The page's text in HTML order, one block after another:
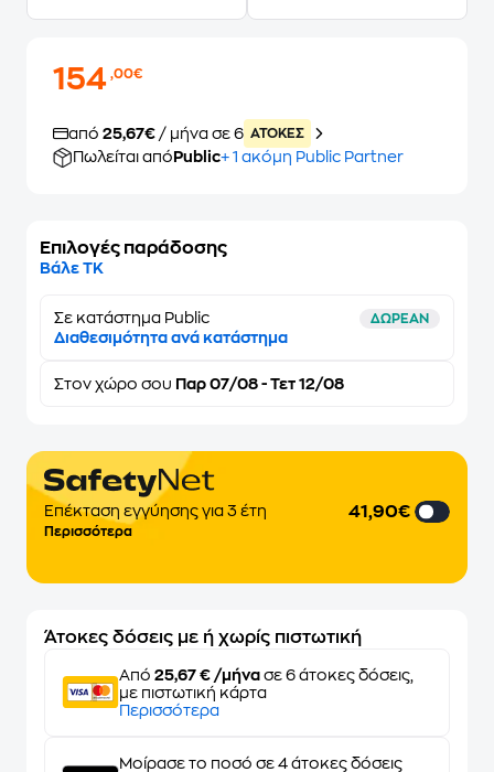
154,00€
από 25,67€ / μήνα σε 6 ATOKEΣ
Πωλείται από Public+ 1 ακόμη Public Partner
Επιλογές παράδοσης
Βάλε ΤΚ
Σε κατάστημα Public ΔΩΡΕΑΝ
Διαθεσιμότητα ανά κατάστημα
Στον χώρο σου Παρ 07/08 - Τετ 12/08
Επέκταση εγγύησης για 3 έτη
Περισσότερα
41,90€
Άτοκες δόσεις με ή χωρίς πιστωτική
Από 25,67 € /μήνα σε 6 άτοκες δόσεις,
με πιστωτική κάρτα
Περισσότερα
Μοίρασε το ποσό σε 4 άτοκες δόσεις